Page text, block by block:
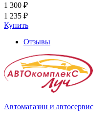
1 300 ₽
1 235 ₽
Купить
Отзывы
Автомагазин и автосервис